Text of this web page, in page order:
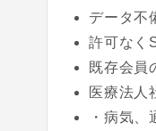
データ不
許可なく
既存会員
医療法人
・病気